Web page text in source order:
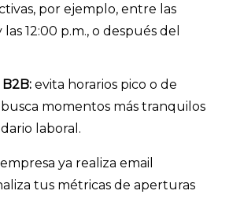
por ejemplo, entre las
las 12:00 p.m., o después del
evita horarios pico o de
momentos más tranquilos
laboral.
ya realiza email
tus métricas de aperturas